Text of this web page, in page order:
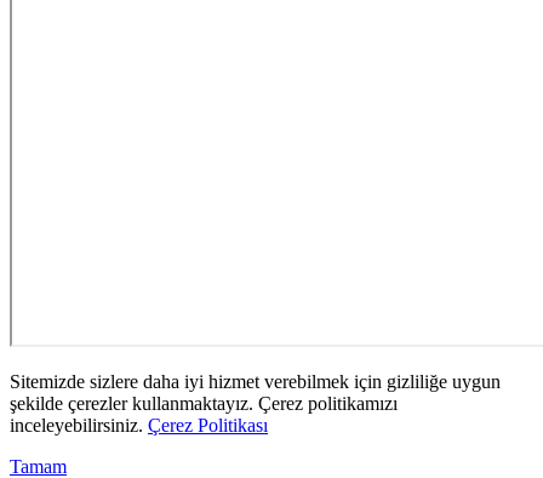
Sitemizde sizlere daha iyi hizmet verebilmek için gizliliğe uygun
şekilde çerezler kullanmaktayız. Çerez politikamızı
inceleyebilirsiniz. Çerez Politikası
Tamam